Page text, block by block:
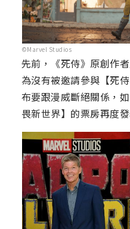
©Marvel Studios
先前，《死侍》原創作
為沒有被邀請參與【死
布要跟漫威斷絕關係，
畏新世界】的票房再度